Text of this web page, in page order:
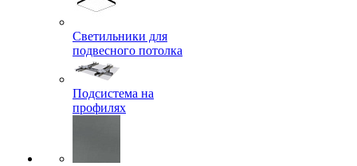
Светильники для
подвесного потолка
Подсистема на
профилях